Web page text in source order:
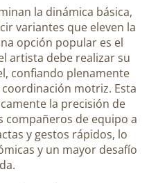
la dinámica básica,
variantes que eleven la
opción popular es el
artista debe realizar su
confiando plenamente
motriz. Esta
la precisión de
compañeros de equipo a
y gestos rápidos, lo
y un mayor desafío